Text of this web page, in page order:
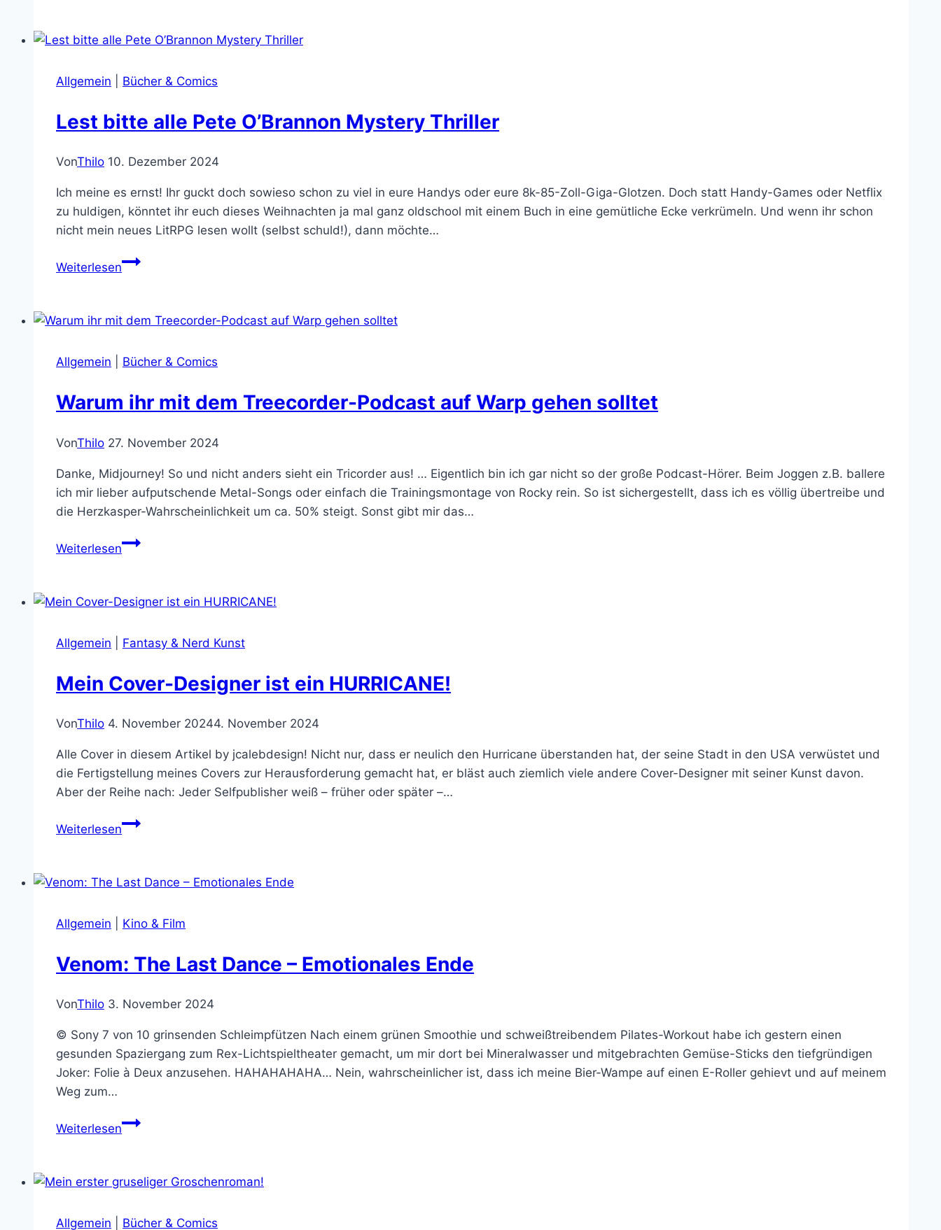
Beste
Therapiesitzung
Allgemein Bücher & Comics
Lest bitte alle Pete O’Brannon Mystery Thriller
VonThilo 10. Dezember 2024
Ich meine es ernst! Ihr guckt doch sowieso schon zu viel in eure Handys oder eure 8k-85-Zoll-Giga-Glotzen. Doch statt Handy-Games oder Netflix
zu huldigen, könntet ihr euch dieses Weihnachten ja mal ganz oldschool mit einem Buch in eine gemütliche Ecke verkrümeln. Und wenn ihr schon
nicht mein neues LitRPG lesen wollt (selbst schuld!), dann möchte…
WeiterlesenLest
Pete
Mystery
Allgemein Bücher & Comics
Warum ihr mit dem Treecorder-Podcast auf Warp gehen solltet
VonThilo 27. November 2024
Danke, Midjourney! So und nicht anders sieht ein Tricorder aus! … Eigentlich bin ich gar nicht so der große Podcast-Hörer. Beim Joggen z.B. ballere
ich mir lieber aufputschende Metal-Songs oder einfach die Trainingsmontage von Rocky rein. So ist sichergestellt, dass ich es völlig übertreibe und
die Herzkasper-Wahrscheinlichkeit um ca. 50% steigt. Sonst gibt mir das…
WeiterlesenWarum
dem
Podcast
gehen
Allgemein Fantasy & Nerd Kunst
Mein Cover-Designer ist ein HURRICANE!
VonThilo 4. November 20244. November 2024
Alle Cover in diesem Artikel by jcalebdesign! Nicht nur, dass er neulich den Hurricane überstanden hat, der seine Stadt in den USA verwüstet und
die Fertigstellung meines Covers zur Herausforderung gemacht hat, er bläst auch ziemlich viele andere Cover-Designer mit seiner Kunst davon.
Aber der Reihe nach: Jeder Selfpublisher weiß – früher oder später –…
WeiterlesenMein
ist
HURRICANE!
Allgemein Kino & Film
Venom: The Last Dance – Emotionales Ende
VonThilo 3. November 2024
© Sony 7 von 10 grinsenden Schleimpfützen Nach einem grünen Smoothie und schweißtreibendem Pilates-Workout habe ich gestern einen
gesunden Spaziergang zum Rex-Lichtspieltheater gemacht, um mir dort bei Mineralwasser und mitgebrachten Gemüse-Sticks den tiefgründigen
Joker: Folie à Deux anzusehen. HAHAHAHAHA… Nein, wahrscheinlicher ist, dass ich meine Bier-Wampe auf einen E-Roller gehievt und auf meinem
Weg zum…
WeiterlesenVenom:
Dance
Emotionales
Allgemein Bücher & Comics